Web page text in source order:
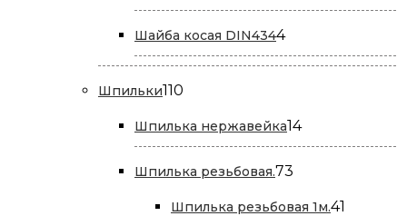
товаров
Шайба косая DIN43444
товара
Шпильки110
Шпилька нержавейка1414
товаров
Шпилька резьбовая.73
Шпилька резьбовая 1м.41